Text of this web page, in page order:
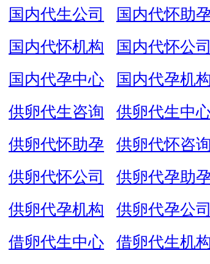
国内代生公司 国内代怀助
国内代怀机构 国内代怀公司
国内代孕中心 国内代孕机构
供卵代生咨询 供卵代生中
供卵代怀助孕 供卵代怀咨询
供卵代怀公司 供卵代孕助
供卵代孕机构 供卵代孕公司
借卵代生中心 借卵代生机构